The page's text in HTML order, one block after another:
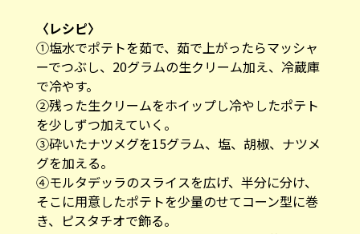
〈レシピ〉
①塩水でポテトを茹で、茹で上がったらマッシャ
ーでつぶし、20グラムの生クリーム加え、冷蔵庫
で冷やす。
②残った生クリームをホイップし冷やしたポテト
を少しずつ加えていく。
③砕いたナツメグを15グラム、塩、胡椒、ナツメ
グを加える。
④モルタデッラのスライスを広げ、半分に分け、
そこに用意したポテトを少量のせてコーン型に巻
き、ピスタチオで飾る。